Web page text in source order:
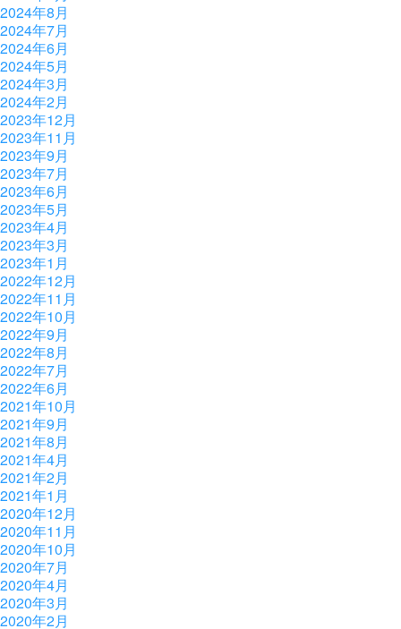
2024年8月
2024年7月
2024年6月
2024年5月
2024年3月
2024年2月
2023年12月
2023年11月
2023年9月
2023年7月
2023年6月
2023年5月
2023年4月
2023年3月
2023年1月
2022年12月
2022年11月
2022年10月
2022年9月
2022年8月
2022年7月
2022年6月
2021年10月
2021年9月
2021年8月
2021年4月
2021年2月
2021年1月
2020年12月
2020年11月
2020年10月
2020年7月
2020年4月
2020年3月
2020年2月